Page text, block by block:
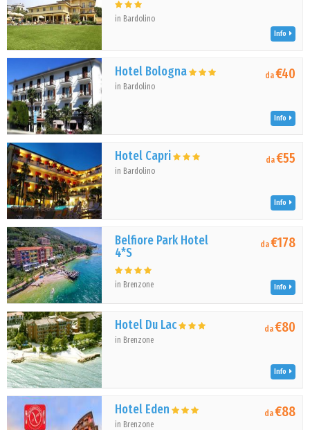
in Bardolino
Info
Hotel Bologna
in Bardolino
da€40
Info
Hotel Capri
in Bardolino
da€55
Info
Belfiore Park Hotel
4*S
in Brenzone
da€178
Info
Hotel Du Lac
in Brenzone
da€80
Info
Hotel Eden
in Brenzone
da€88